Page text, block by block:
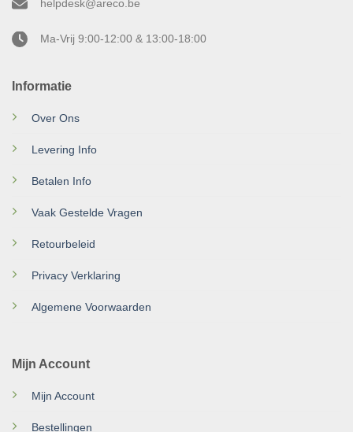
Informatie
Over Ons
Levering Info
Betalen Info
Vaak Gestelde Vragen
Retourbeleid
Privacy Verklaring
Algemene Voorwaarden
Mijn Account
Mijn Account
Bestellingen
helpdesk@areco.be
Ma-Vrij 9:00-12:00 & 13:00-18:00